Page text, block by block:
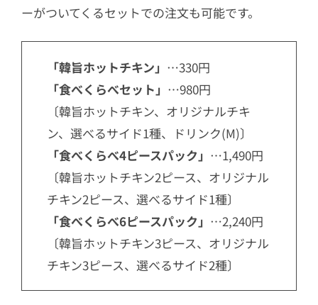
ーがついてくるセットでの注文も可能です。
「韓旨ホットチキン」 …330円
「食べくらべセット」 …980円
〔韓旨ホットチキン、オリジナルチキ
ン、選べるサイド1種、ドリンク(M)〕
「食べくらべ4ピースパック」 …1,490円
〔韓旨ホットチキン2ピース、オリジナル
チキン2ピース、選べるサイド1種〕
「食べくらべ6ピースパック」 …2,240円
〔韓旨ホットチキン3ピース、オリジナル
チキン3ピース、選べるサイド2種〕